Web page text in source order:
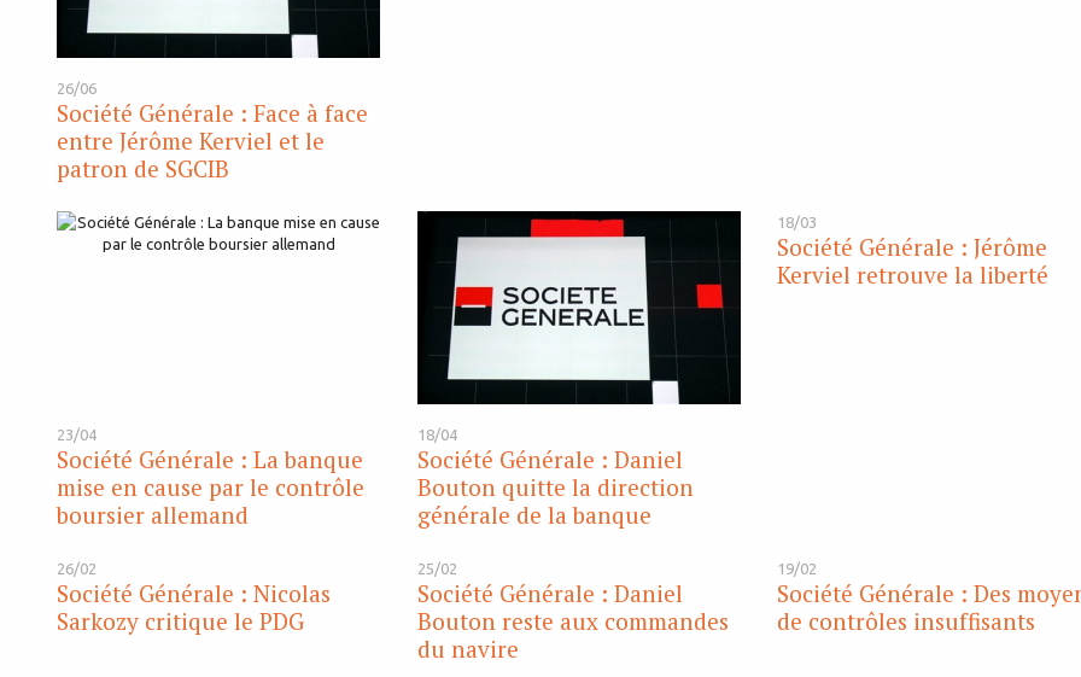
26/06
Société Générale : Face à face
entre Jérôme Kerviel et le
patron de SGCIB
23/04
Société Générale : La banque
mise en cause par le contrôle
boursier allemand
18/04
Société Générale : Daniel
Bouton quitte la direction
générale de la banque
18/03
Société Générale : Jérôme
Kerviel retrouve la liberté
26/02
Société Générale : Nicolas
Sarkozy critique le PDG
25/02
Société Générale : Daniel
Bouton reste aux commandes
du navire
19/02
Société Générale : Des
de contrôles insuffisants